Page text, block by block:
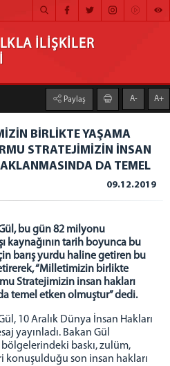
MÜŞAVİRLİĞİ
İLİŞKİLER
Paylaş A- A+
BİRLİKTE YAŞAMA
STRATEJİMİZİN İNSAN
DA TEMEL
09.12.2019
bu gün 82 milyonu
kaynağının tarih boyunca bu
barış yurdu haline getiren bu
“Milletimizin birlikte
Stratejimizin insan hakları
temel etken olmuştur” dedi.
10 Aralık Dünya İnsan Hakları
yayınladı. Bakan Gül
baskı, zulüm,
konuşulduğu son insan hakları